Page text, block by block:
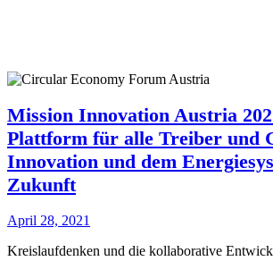
Mission Innovation Austria
Plattform für alle Treiber und
Innovation und dem
Zukunft
April 28, 2021
Kreislaufdenken und die kollaborative